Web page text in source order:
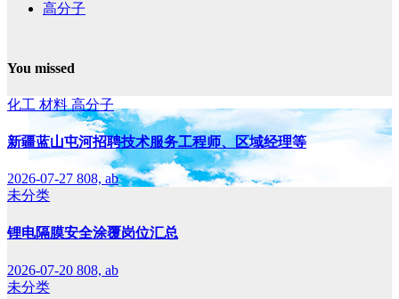
高分子
You missed
化工 材料 高分子
新疆蓝山屯河招聘技术服务工程师、区域经理等
2026-07-27 808, ab
未分类
锂电隔膜安全涂覆岗位汇总
2026-07-20 808, ab
未分类